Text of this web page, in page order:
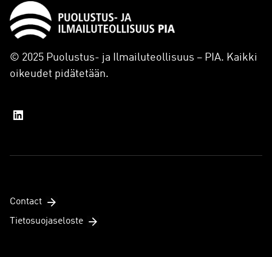
© 2025 Puolustus- ja Ilmailuteollisuus – PIA. Kaikki
oikeudet pidätetään.
Contact
Tietosuojaseloste